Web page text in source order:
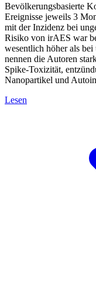
Bevölkerungsbasierte
Ereignisse jeweils 3
mit der Inzidenz bei
Risiko von irAES war
wesentlich höher als
nennen die Autoren
Spike-Toxizität,
Nanopartikel und
Lesen